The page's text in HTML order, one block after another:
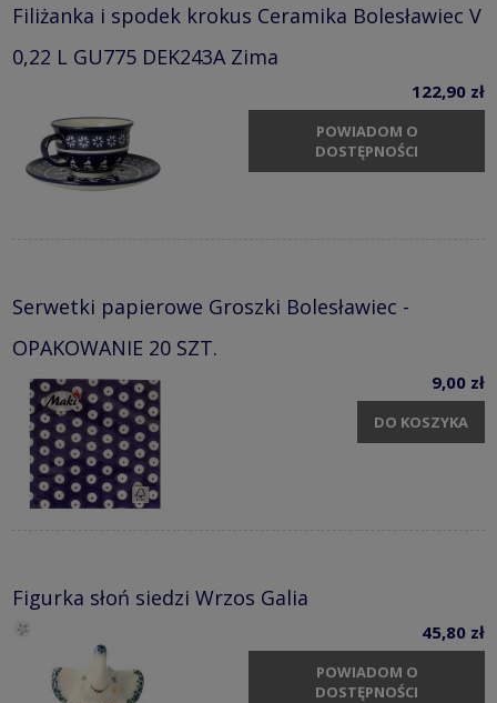
Filiżanka i spodek krokus Ceramika Bolesławiec V
0,22 L GU775 DEK243A Zima
122,90 zł
POWIADOM O
DOSTĘPNOŚCI
Serwetki papierowe Groszki Bolesławiec -
OPAKOWANIE 20 SZT.
9,00 zł
DO KOSZYKA
Figurka słoń siedzi Wrzos Galia
45,80 zł
POWIADOM O
DOSTĘPNOŚCI